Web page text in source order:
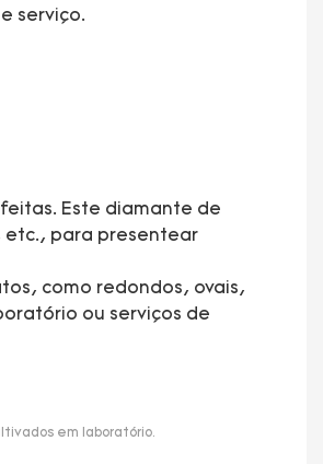
serviço.
Este diamante de
etc., para presentear
como redondos, ovais,
ou serviços de
em laboratório.